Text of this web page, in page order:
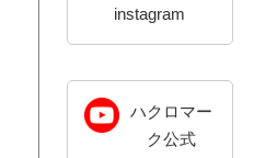
instagram
ハクロマー
ク公式